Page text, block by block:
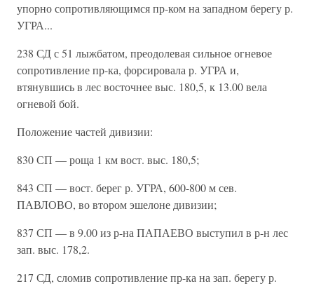
упорно сопротивляющимся пр-ком на западном берегу р.
УГРА...
238 СД с 51 лыжбатом, преодолевая сильное огневое
сопротивление пр-ка, форсировала р. УГРА и,
втянувшись в лес восточнее выс. 180,5, к 13.00 вела
огневой бой.
Положение частей дивизии:
830 СП — роща 1 км вост. выс. 180,5;
843 СП — вост. берег р. УГРА, 600-800 м сев.
ПАВЛОВО, во втором эшелоне дивизии;
837 СП — в 9.00 из р-на ПАПАЕВО выступил в р-н лес
зап. выс. 178,2.
217 СД, сломив сопротивление пр-ка на зап. берегу р.